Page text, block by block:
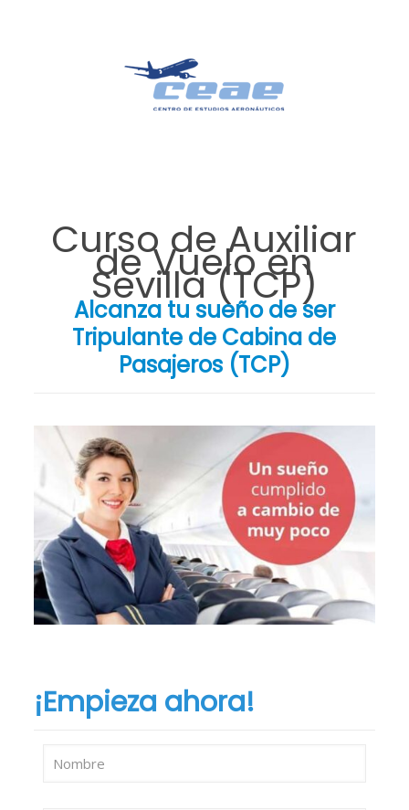
Curso de Auxiliar
de Vuelo en
Sevilla (TCP)
Alcanza tu sueño de ser
Tripulante de Cabina de
Pasajeros (TCP)
¡Empieza ahora!